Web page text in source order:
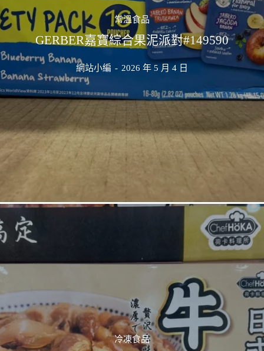
常溫食品
GERBER嘉寶綜合果泥派對#149590
網站小編 - 2026 年 5 月 4 日
冷凍食品